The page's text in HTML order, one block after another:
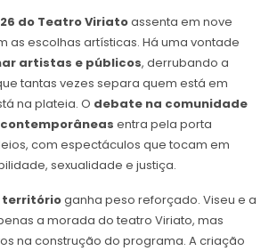
do Teatro Viriatoassenta em nove
as escolhas artísticas. Há uma vontade
artistas e públicos, derrubando a
tantas vezes separa quem está em
na plateia. O debate na comunidade
entra pela porta
com espectáculos que tocam em
sexualidade e justiça.
territórioganha peso reforçado. Viseu e a
a morada do teatro Viriato, mas
na construção do programa. A criação